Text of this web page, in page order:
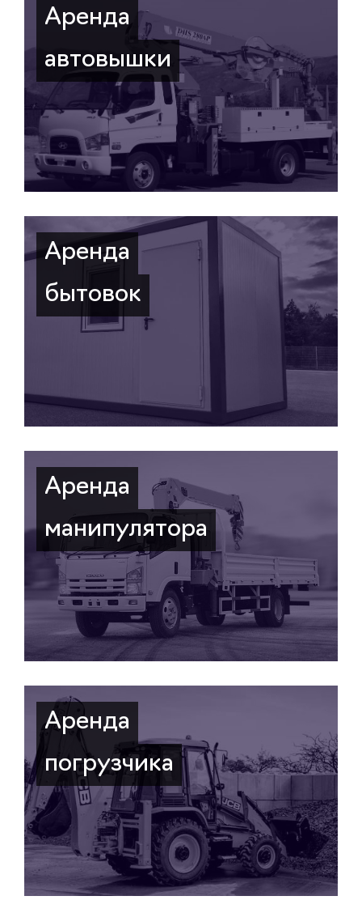
Аренда
автовышки
Аренда
бытовок
Аренда
манипулятора
Аренда
погрузчика